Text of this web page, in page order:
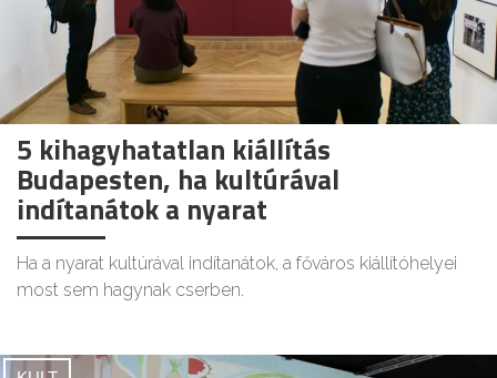
5 kihagyhatatlan kiállítás
Budapesten, ha kultúrával
indítanátok a nyarat
Ha a nyarat kultúrával indítanátok, a főváros kiállítóhelyei
most sem hagynak cserben.